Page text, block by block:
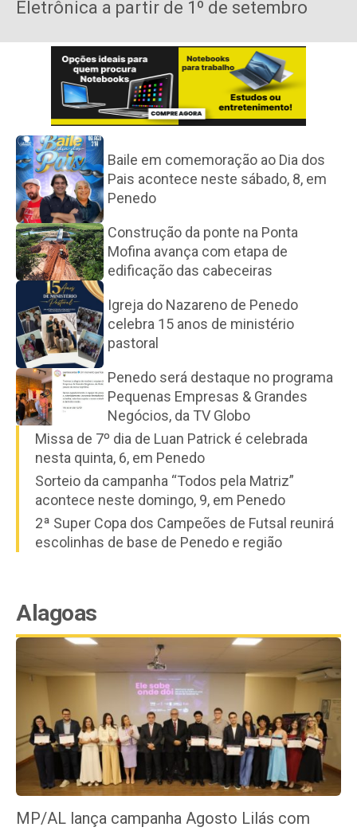
Eletrônica a partir de 1º de setembro
Baile em comemoração ao Dia dos
Pais acontece neste sábado, 8, em
Penedo
Construção da ponte na Ponta
Mofina avança com etapa de
edificação das cabeceiras
Igreja do Nazareno de Penedo
celebra 15 anos de ministério
pastoral
Penedo será destaque no programa
Pequenas Empresas & Grandes
Negócios, da TV Globo
Missa de 7º dia de Luan Patrick é celebrada
nesta quinta, 6, em Penedo
Sorteio da campanha “Todos pela Matriz”
acontece neste domingo, 9, em Penedo
2ª Super Copa dos Campeões de Futsal reunirá
escolinhas de base de Penedo e região
Alagoas
MP/AL lança campanha Agosto Lilás com